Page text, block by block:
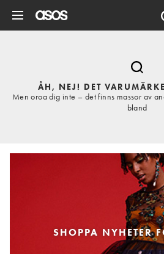
ÅH, NEJ! DET
Men oroa dig inte – det finns massor av
bland
SHOPPA NYHETER